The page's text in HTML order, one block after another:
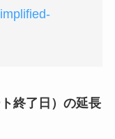
終了日）の延長